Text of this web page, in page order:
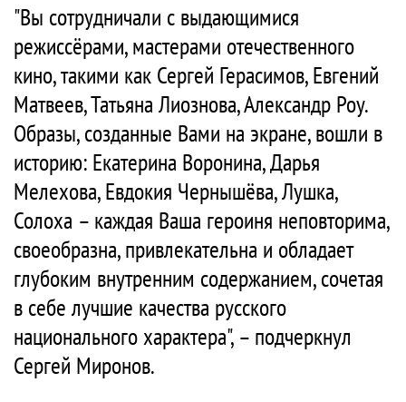
"Вы сотрудничали с выдающимися
режиссёрами, мастерами отечественного
кино, такими как Сергей Герасимов, Евгений
Матвеев, Татьяна Лиознова, Александр Роу.
Образы, созданные Вами на экране, вошли в
историю: Екатерина Воронина, Дарья
Мелехова, Евдокия Чернышёва, Лушка,
Солоха – каждая Ваша героиня неповторима,
своеобразна, привлекательна и обладает
глубоким внутренним содержанием, сочетая
в себе лучшие качества русского
национального характера", – подчеркнул
Сергей Миронов.